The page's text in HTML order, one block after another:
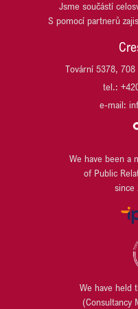
REALISM (DŘÍVE T.E)
SCHNEIDER ELECTRIC
UBM DEVELOPMENT
VARYÁDA KARLOVY
ZEITGEIST ASSET
ITT OSTRAVA
JRD/JRD GROUP
KB PENZIJNÍ
LIEGL & DACHSER
LINDE MATERIAL
MANSITO
MILLENIUM
MODRÁ PYRAMIDA
Jsme součástí
S pomocí partnerů
Tovární 5378,
tel.:
e-mail:
We have been a
of Public
since
We have held
(Consultancy